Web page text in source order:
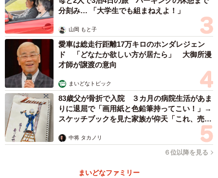
分刻み… 「大学生でも組まねえよ！」
山岡 もと子
愛車は総走行距離17万キロのホンダレジェン
ド 「どなたか欲しい方が居たら」 大御所漫
才師が譲渡の意向
まいどなトピック
83歳父が骨折で入院 ３カ月の病院生活があま
りに退屈で「画用紙と色鉛筆持ってこい！」→
スケッチブックを見た家族が仰天「これ、売れ
中将 タカノリ
６位以降を見る
まいどなファミリー